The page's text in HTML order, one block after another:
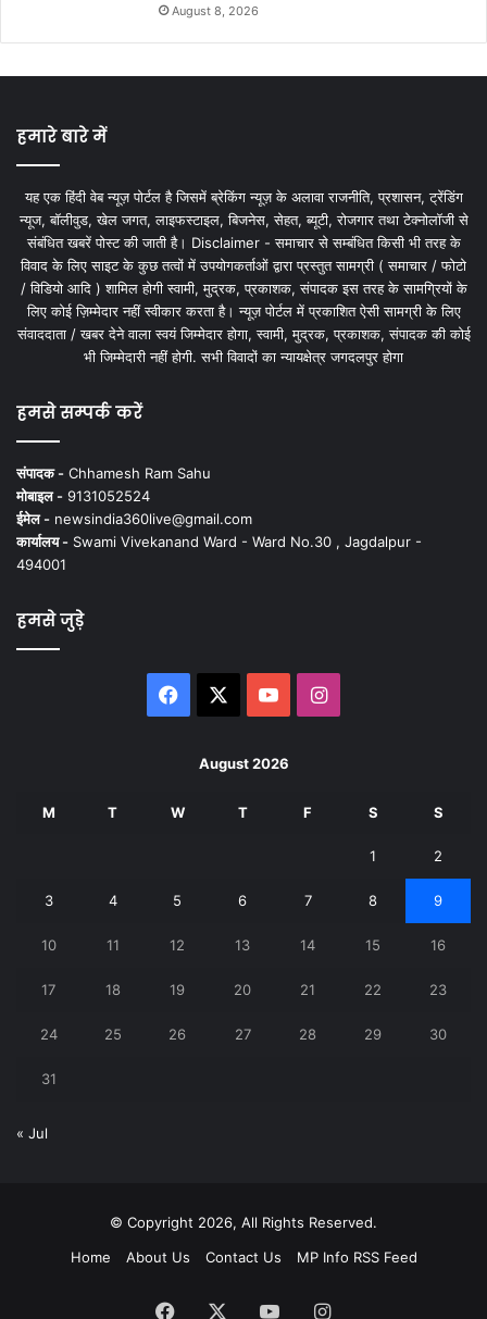
August 8, 2026
हमारे बारे में
यह एक हिंदी वेब न्यूज़ पोर्टल है जिसमें ब्रेकिंग न्यूज़ के अलावा राजनीति, प्रशासन, ट्रेंडिंग
न्यूज, बॉलीवुड, खेल जगत, लाइफस्टाइल, बिजनेस, सेहत, ब्यूटी, रोजगार तथा टेक्नोलॉजी से
संबंधित खबरें पोस्ट की जाती है। Disclaimer - समाचार से सम्बंधित किसी भी तरह के
विवाद के लिए साइट के कुछ तत्वों में उपयोगकर्ताओं द्वारा प्रस्तुत सामग्री ( समाचार / फोटो
/ विडियो आदि ) शामिल होगी स्वामी, मुद्रक, प्रकाशक, संपादक इस तरह के सामग्रियों के
लिए कोई ज़िम्मेदार नहीं स्वीकार करता है। न्यूज़ पोर्टल में प्रकाशित ऐसी सामग्री के लिए
संवाददाता / खबर देने वाला स्वयं जिम्मेदार होगा, स्वामी, मुद्रक, प्रकाशक, संपादक की कोई
भी जिम्मेदारी नहीं होगी. सभी विवादों का न्यायक्षेत्र जगदलपुर होगा
हमसे सम्पर्क करें
संपादक - Chhamesh Ram Sahu
मोबाइल - 9131052524
ईमेल - newsindia360live@gmail.com
कार्यालय - Swami Vivekanand Ward - Ward No.30 , Jagdalpur -
494001
हमसे जुड़े
Facebook YouTubeInstagram
August 2026
M T W T F S S
1 2
3 4 5 6 7 8 9
10 11 12 13 14 15 16
17 18 19 20 21 22 23
24 25 26 27 28 29 30
31
« Jul
© Copyright 2026, All Rights Reserved.
Home
About Us Contact Us MP Info RSS Feed
Facebook YouTubeInstagram